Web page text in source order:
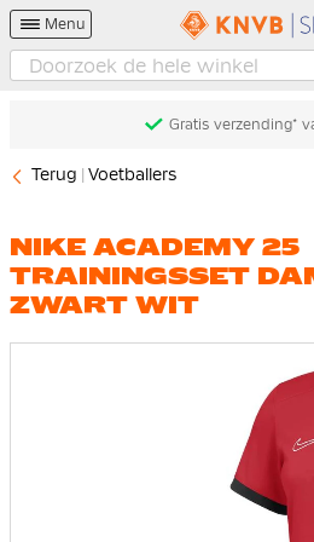
Menu
Gratis verzending*
Terug Voetballers
NIKE ACADEMY 25
TRAININGSSET
ZWART WIT